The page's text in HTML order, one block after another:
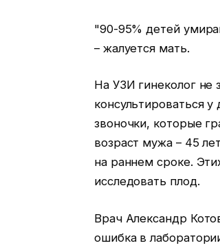
"90-95% детей
– жалуется мать.
На УЗИ гинеколог не
консультироваться
звоночки, которые
возраст мужа – 45
на раннем сроке.
исследовать плод.
Врач Александр
ошибка в